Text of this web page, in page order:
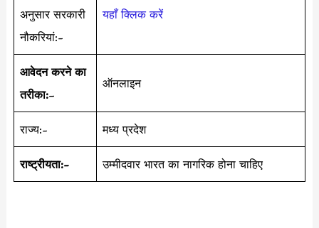
अनुसार सरकारी
नौकरियां:-
यहाँ क्लिक करें
आवेदन करने का
तरीका:–
ऑनलाइन
राज्य:- मध्य प्रदेश
राष्ट्रीयता:- उम्मीदवार भारत का नागरिक होना चाहिए